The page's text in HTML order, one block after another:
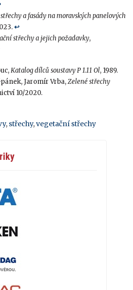
a fasády na moravských panelových
↩︎
střechy a jejich požadavky,
Katalog dílců soustavy P 1.11 Ol, 1989.
Jaromír Vrba,Zelené střechy
10/2020.
, střechy,vegetační střechy